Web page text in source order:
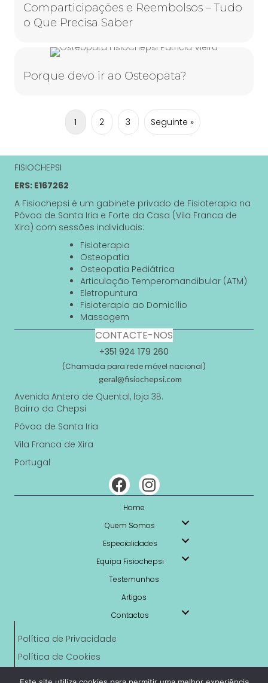
Comparticipações e Reembolsos – Tudo
o Que Precisa Saber
Porque devo ir ao Osteopata?
1 2 3 Seguinte »
FISIOCHEPSI
ERS: E167262
A Fisiochepsi é um gabinete privado de Fisioterapia na
Póvoa de Santa Iria e Forte da Casa (Vila Franca de
Xira) com sessões individuais:
Fisioterapia
Osteopatia
Osteopatia Pediátrica
Articulação Temperomandibular (ATM)
Eletropuntura
Fisioterapia ao Domicílio
Massagem
CONTACTE-NOS
+351 924 179 260
(Chamada para rede móvel nacional)
geral@fisiochepsi.com
Avenida Antero de Quental, loja 3B.
Bairro da Chepsi
Póvoa de Santa Iria
Vila Franca de Xira
Portugal
Home
Quem Somos
Especialidades
Equipa Fisiochepsi
Testemunhos
Artigos
Contactos
Política de Privacidade
Política de Cookies